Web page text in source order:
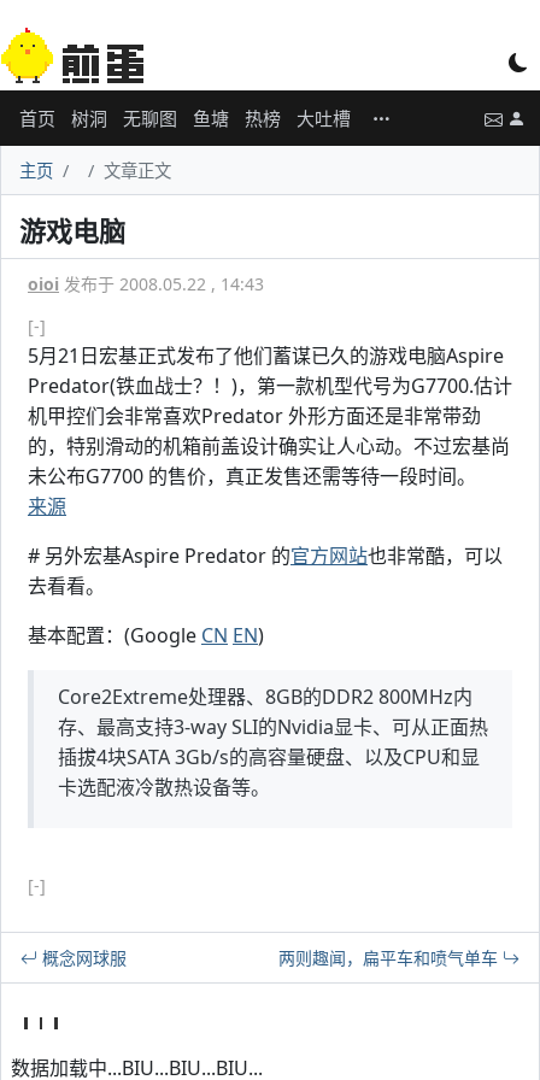
首页 树洞 无聊图 鱼塘 热榜 大吐槽
主页 文章正文
游戏电脑
oioi 发布于 2008.05.22 , 14:43
[-]
5月21日宏基正式发布了他们蓄谋已久的游戏电脑Aspire
Predator(铁血战士？！)，第一款机型代号为G7700.估计
机甲控们会非常喜欢Predator 外形方面还是非常带劲
的，特别滑动的机箱前盖设计确实让人心动。不过宏基尚
未公布G7700 的售价，真正发售还需等待一段时间。
来源
# 另外宏基Aspire Predator 的官方网站也非常酷，可以
去看看。
基本配置：(Google CN EN)
Core2Extreme处理器、8GB的DDR2 800MHz内
存、最高支持3-way SLI的Nvidia显卡、可从正面热
插拔4块SATA 3Gb/s的高容量硬盘、以及CPU和显
卡选配液冷散热设备等。
[-]
概念网球服 两则趣闻，扁平车和喷气单车
数据加载中...BIU...BIU...BIU...